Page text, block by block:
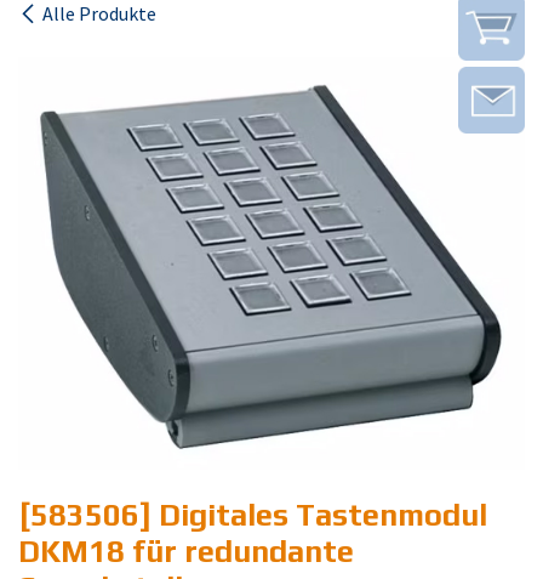
Alle Produkte
[583506] Digitales Tastenmodul
DKM18 für redundante